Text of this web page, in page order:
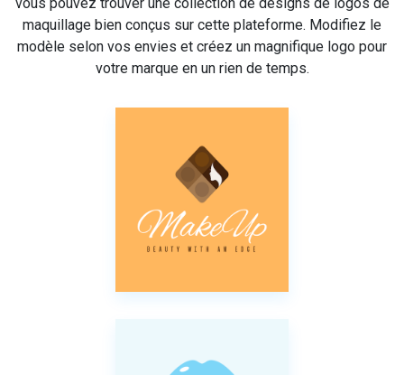
maquillage bien conçus sur cette plateforme. Modifiez le
modèle selon vos envies et créez un magnifique logo pour
votre marque en un rien de temps.